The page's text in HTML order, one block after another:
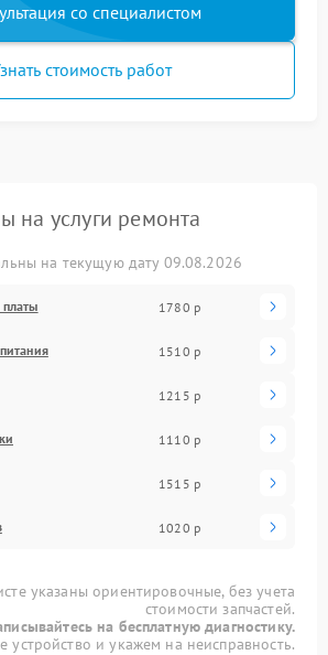
со специалистом
стоимость работ
на услуги ремонта
на текущую дату 09.08.2026
1780 р
1510 р
1215 р
1110 р
1515 р
1020 р
указаны ориентировочные, без учета
стоимости запчастей.
на бесплатную диагностику.
и укажем на неисправность.